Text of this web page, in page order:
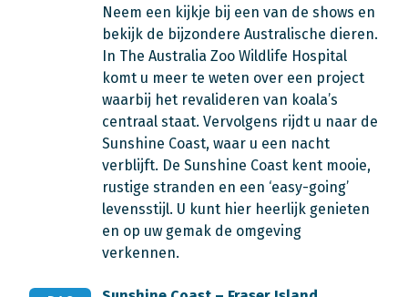
Neem een kijkje bij een van de shows en
bekijk de bijzondere Australische dieren.
In The Australia Zoo Wildlife Hospital
komt u meer te weten over een project
waarbij het revalideren van koala’s
centraal staat. Vervolgens rijdt u naar de
Sunshine Coast, waar u een nacht
verblijft. De Sunshine Coast kent mooie,
rustige stranden en een ‘easy-going’
levensstijl. U kunt hier heerlijk genieten
en op uw gemak de omgeving
verkennen.